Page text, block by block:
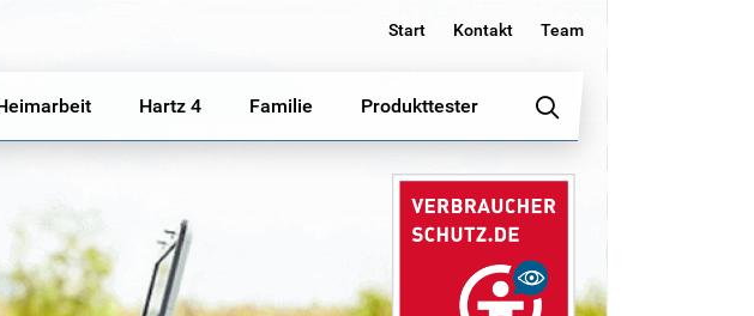
Start Kontakt Team
Hartz 4 Familie Produkttester